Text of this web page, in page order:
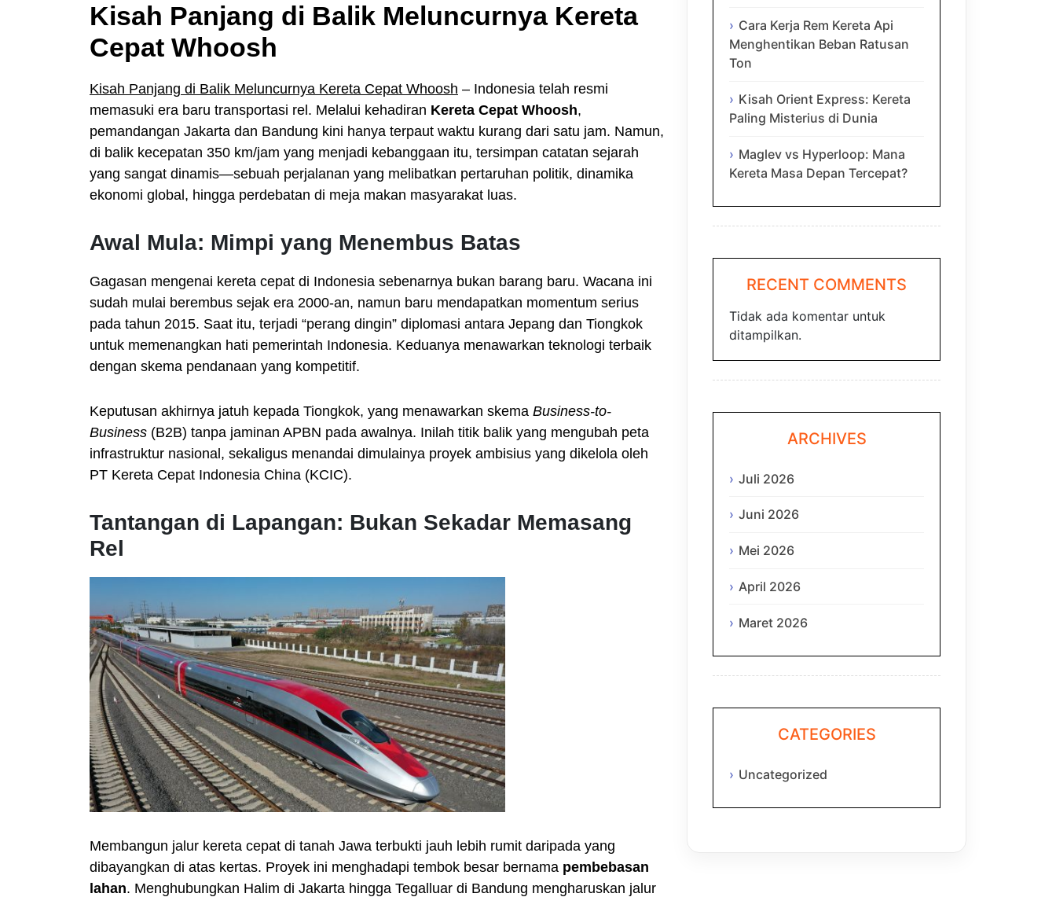
Kisah Panjang di Balik Meluncurnya Kereta
Cepat Whoosh
Kisah Panjang di Balik Meluncurnya Kereta Cepat Whoosh – Indonesia telah resmi
memasuki era baru transportasi rel. Melalui kehadiran Kereta Cepat Whoosh,
pemandangan Jakarta dan Bandung kini hanya terpaut waktu kurang dari satu jam. Namun,
di balik kecepatan 350 km/jam yang menjadi kebanggaan itu, tersimpan catatan sejarah
yang sangat dinamis—sebuah perjalanan yang melibatkan pertaruhan politik, dinamika
ekonomi global, hingga perdebatan di meja makan masyarakat luas.
Awal Mula: Mimpi yang Menembus Batas
Gagasan mengenai kereta cepat di Indonesia sebenarnya bukan barang baru. Wacana ini
sudah mulai berembus sejak era 2000-an, namun baru mendapatkan momentum serius
pada tahun 2015. Saat itu, terjadi “perang dingin” diplomasi antara Jepang dan Tiongkok
untuk memenangkan hati pemerintah Indonesia. Keduanya menawarkan teknologi terbaik
dengan skema pendanaan yang kompetitif.
Keputusan akhirnya jatuh kepada Tiongkok, yang menawarkan skema Business-to-
Business (B2B) tanpa jaminan APBN pada awalnya. Inilah titik balik yang mengubah peta
infrastruktur nasional, sekaligus menandai dimulainya proyek ambisius yang dikelola oleh
PT Kereta Cepat Indonesia China (KCIC).
Tantangan di Lapangan: Bukan Sekadar Memasang
Rel
Membangun jalur kereta cepat di tanah Jawa terbukti jauh lebih rumit daripada yang
dibayangkan di atas kertas. Proyek ini menghadapi tembok besar bernama pembebasan
lahan. Menghubungkan Halim di Jakarta hingga Tegalluar di Bandung mengharuskan jalur
Cara Kerja Rem Kereta Api
Menghentikan Beban Ratusan
Ton
Kisah Orient Express: Kereta
Paling Misterius di Dunia
Maglev vs Hyperloop: Mana
Kereta Masa Depan Tercepat?
RECENT COMMENTS
Tidak ada komentar untuk
ditampilkan.
ARCHIVES
Juli 2026
Juni 2026
Mei 2026
April 2026
Maret 2026
CATEGORIES
Uncategorized